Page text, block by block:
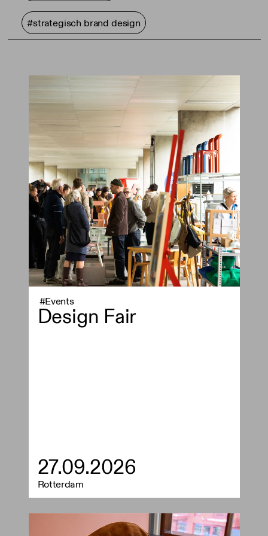
#strategisch brand design
#Events
Design Fair
27.09.2026
Rotterdam